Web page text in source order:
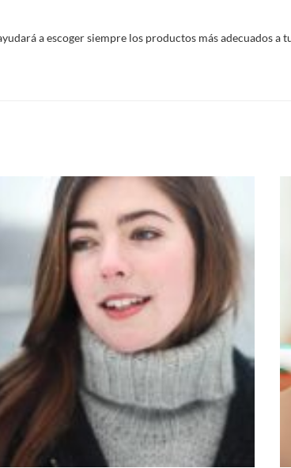
a escoger siempre los productos más adecuados a